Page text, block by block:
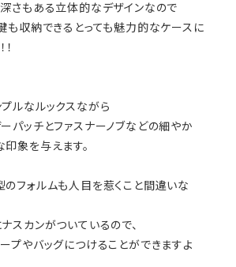
さもある立体的なデザインなので
も収納できるとっても魅力的なケースに
ルなルックスながら
パッチとファスナーノブなどの細やか
象を与えます。
フォルムも人目を惹くこと間違いな
スカンがついているので、
プやバッグにつけることができますよ